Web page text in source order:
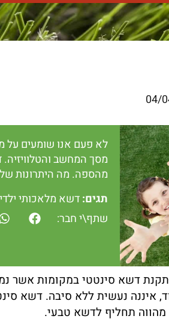
04/
לא פעם אנו שומעים על
מסך המחשב והטלוויזיה.
מהספה. מה היתרונות
תגים:דשא מלאכותי
שתף\י חבר:
דשא סינטטי במקומות אשר
איננה נעשית ללא סיבה. דשא
תחליף לדשא טבעי.